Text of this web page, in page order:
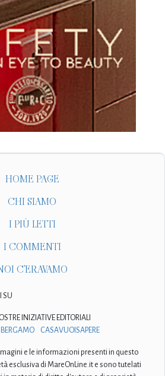
HOME PAGE
CHI SIAMO
I PIÙ LETTI
I COMMENTI
C'ERAVAMO
SU
INIZIATIVE EDITORIALI
CASAVUOISAPERE
e le informazioni presenti in questo
esclusiva di MareOnLine.it e sono tutelati